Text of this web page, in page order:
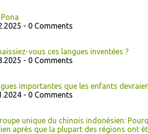
- 0 Comments
vous ces langues inventées ?
- 0 Comments
importantes que les enfants
- 0 Comments
unique du chinois indonésien:
après que la plupart des régions ont